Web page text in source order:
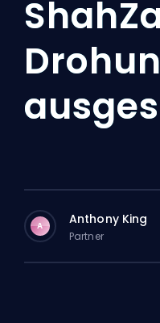
A Anthony King
Partner